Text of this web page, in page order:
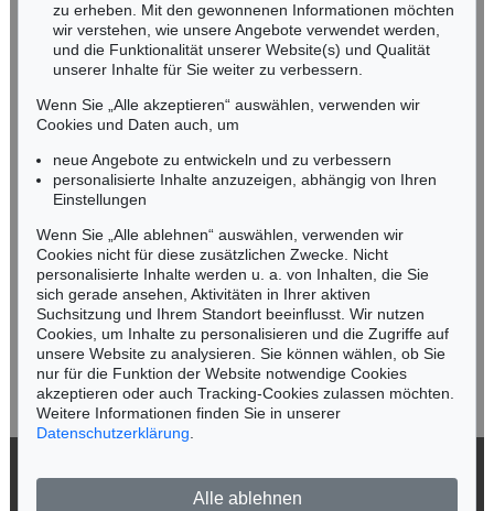
Auktion 606 - Lot 6
ARNULF RAINER
Übermalte Übermalung, 1956
Ergebnis:€ 154.800
ARNULF RAINER
Übermalung, 1957
Ergebnis:€ 146.050
Auktion 420 - Lot 827
NORDDEUTSCHLAND
Nico Kassel, M.A.
Tel.: +49 (0)89 55244-164
Mobil: +49 (0)171 8618661
n.kassel@kettererkunst.de
Keine Auktion mehr verpassen!
Wir informieren Sie rechtzeitig.
Jetzt zum Newsletter anmelden >
Impressum
zu erheben. Mit den gewonnenen Informationen möchten
wir verstehen, wie unsere Angebote verwendet werden,
und die Funktionalität unserer Website(s) und Qualität
unserer Inhalte für Sie weiter zu verbessern.
Wenn Sie „Alle akzeptieren“ auswählen, verwenden wir
Cookies und Daten auch, um
neue Angebote zu entwickeln und zu verbessern
personalisierte Inhalte anzuzeigen, abhängig von Ihren
Einstellungen
Wenn Sie „Alle ablehnen“ auswählen, verwenden wir
Cookies nicht für diese zusätzlichen Zwecke. Nicht
personalisierte Inhalte werden u. a. von Inhalten, die Sie
sich gerade ansehen, Aktivitäten in Ihrer aktiven
Suchsitzung und Ihrem Standort beeinflusst. Wir nutzen
Cookies, um Inhalte zu personalisieren und die Zugriffe auf
unsere Website zu analysieren. Sie können wählen, ob Sie
nur für die Funktion der Website notwendige Cookies
akzeptieren oder auch Tracking-Cookies zulassen möchten.
Weitere Informationen finden Sie in unserer
Datenschutzerklärung
Alle ablehnen